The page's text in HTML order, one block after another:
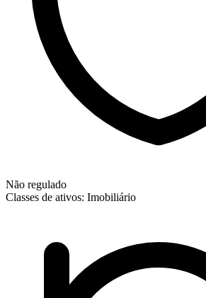
Não regulado
Classes de ativos: Imobiliário